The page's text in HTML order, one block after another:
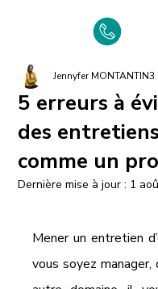
5 erreurs à
des
comme un
Jennyfer MONTANTIN3
Dernière mise à jour : 1
Mener un entretien
vous soyez manager,